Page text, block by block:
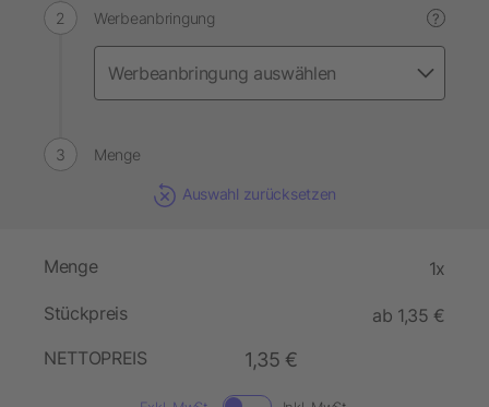
Werbeanbringung ?
Menge
Auswahl zurücksetzen
Menge 1x
Stückpreis
ab 1,35 €
NETTOPREIS
1,35 €